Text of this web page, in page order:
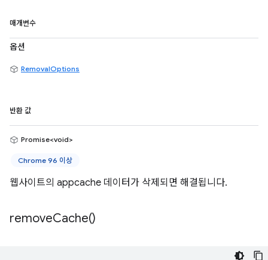
매개변수
옵션
RemovalOptions
반환 값
Promise<void>
Chrome 96 이상
웹사이트의 appcache 데이터가 삭제되면 해결됩니다.
removeCache()